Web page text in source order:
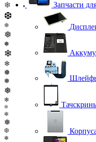
❄
❆
❅
❅
❅
❄
❄
❅
❅
❅
❄
❄
❄
❅
❆
❄
Запчасти